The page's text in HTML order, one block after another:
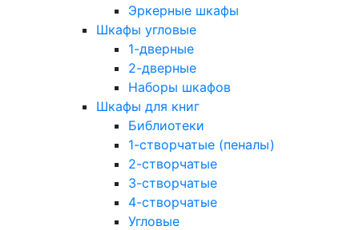
Эркерные шкафы
Шкафы угловые
1-дверные
2-дверные
Наборы шкафов
Шкафы для книг
Библиотеки
1-створчатые (пеналы)
2-створчатые
3-створчатые
4-створчатые
Угловые